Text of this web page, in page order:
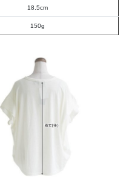
18.5cm
150g